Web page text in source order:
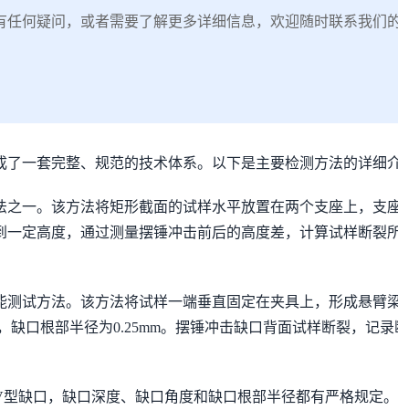
何疑问，或者需要了解更多详细信息，欢迎随时联系我们
一套完整、规范的技术体系。以下是主要检测方法的详细介
一。该方法将矩形截面的试样水平放置在两个支座上，支
定高度，通过测量摆锤冲击前后的高度差，计算试样断
试方法。该方法将试样一端垂直固定在夹具上，形成悬
缺口根部半径为0.25mm。摆锤冲击缺口背面试样断裂，记
缺口，缺口深度、缺口角度和缺口根部半径都有严格规定